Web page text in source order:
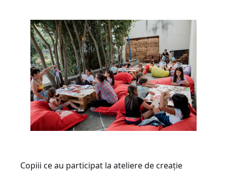
Copiii ce au participat la ateliere de creație